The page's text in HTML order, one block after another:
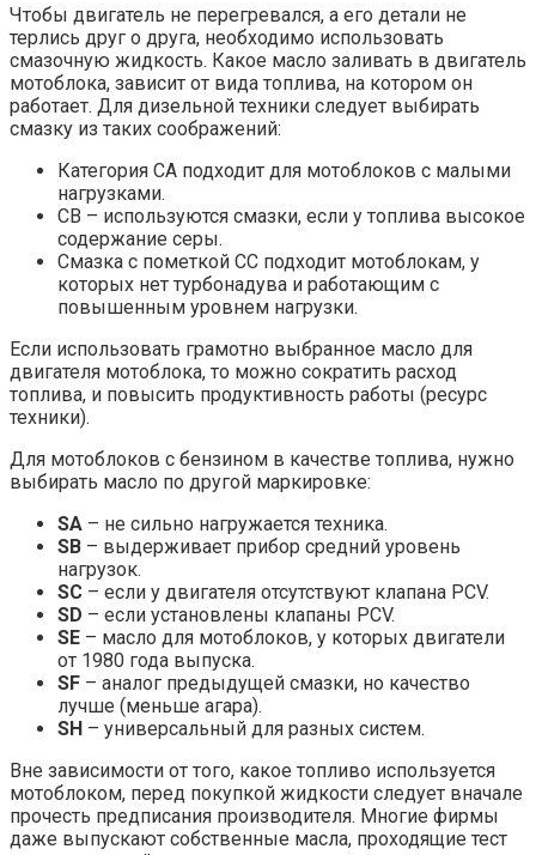
Чтобы двигатель не перегревался, а его детали не
терлись друг о друга, необходимо использовать
смазочную жидкость. Какое масло заливать в двигатель
мотоблока, зависит от вида топлива, на котором он
работает. Для дизельной техники следует выбирать
смазку из таких соображений:
Категория СА подходит для мотоблоков с малыми
нагрузками.
СВ – используются смазки, если у топлива высокое
содержание серы.
Смазка с пометкой СС подходит мотоблокам, у
которых нет турбонадува и работающим с
повышенным уровнем нагрузки.
Если использовать грамотно выбранное масло для
двигателя мотоблока, то можно сократить расход
топлива, и повысить продуктивность работы (ресурс
техники).
Для мотоблоков с бензином в качестве топлива, нужно
выбирать масло по другой маркировке:
SA – не сильно нагружается техника.
SB – выдерживает прибор средний уровень
нагрузок.
SC – если у двигателя отсутствуют клапана PCV.
SD – если установлены клапаны PCV.
SE – масло для мотоблоков, у которых двигатели
от 1980 года выпуска.
SF – аналог предыдущей смазки, но качество
лучше (меньше агара).
SH – универсальный для разных систем.
Вне зависимости от того, какое топливо используется
мотоблоком, перед покупкой жидкости следует вначале
прочесть предписания производителя. Многие фирмы
даже выпускают собственные масла, проходящие тест